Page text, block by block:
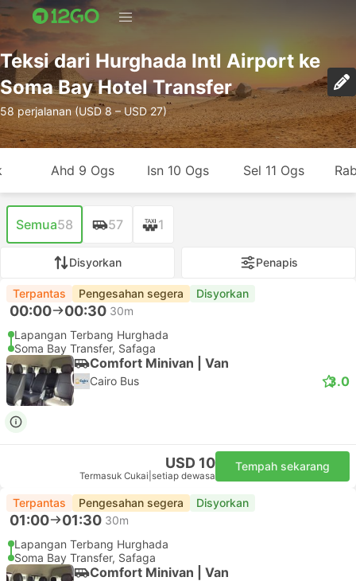
Teksi dari Hurghada Intl Airport ke
Soma Bay Hotel Transfer
58 perjalanan (USD 8 – USD 27)
Ahd 9 Ogs Isn 10 Ogs Sel 11 Ogs
Semua58 57 1
Disyorkan Penapis
Terpantas Pengesahan segera Disyorkan
00:00 00:30 30m
Lapangan Terbang Hurghada
Soma Bay Transfer, Safaga
Comfort Minivan | Van
Cairo Bus 3.0
USD 10
Termasuk Cukai setiap dewasa
Tempah sekarang
Terpantas Pengesahan segera Disyorkan
01:00 01:30 30m
Lapangan Terbang Hurghada
Soma Bay Transfer, Safaga
Comfort Minivan | Van